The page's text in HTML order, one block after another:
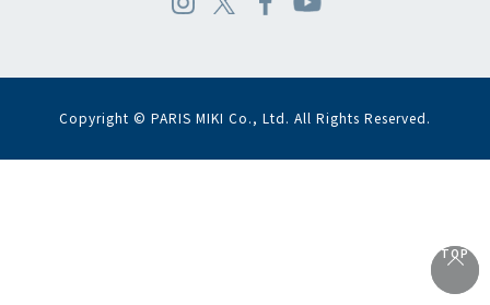
TOP
TOP
Copyright © PARIS MIKI Co., Ltd. All Rights Reserved.